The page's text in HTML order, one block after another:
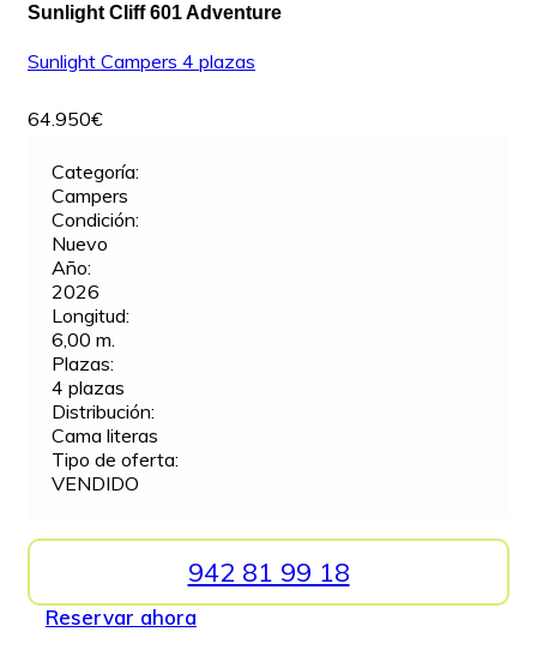
Sunlight Cliff 601 Adventure
Sunlight Campers 4 plazas
64.950€
Categoría:
Campers
Condición:
Nuevo
Año:
2026
Longitud:
6,00 m.
Plazas:
4 plazas
Distribución:
Cama literas
Tipo de oferta:
VENDIDO
942 81 99 18
Reservar ahora